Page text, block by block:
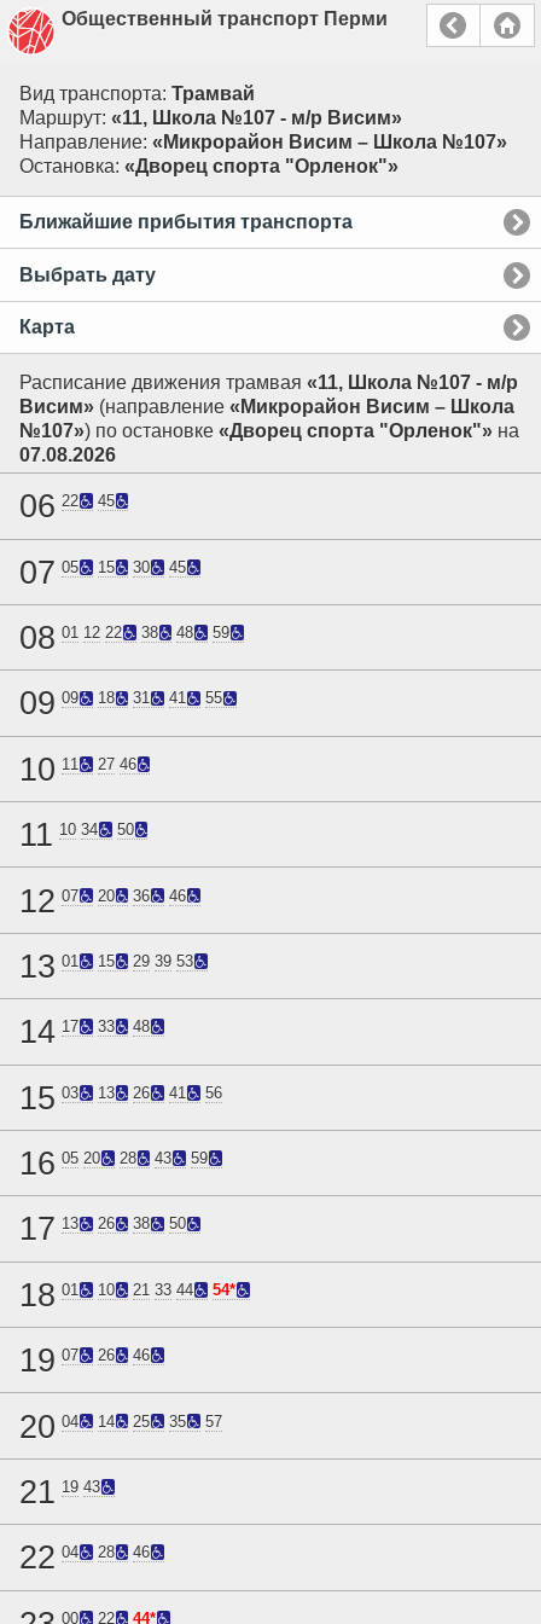
Общественный транспорт Перми
Вид транспорта: Трамвай
Маршрут: «11, Школа №107 - м/р Висим»
Направление: «Микрорайон Висим – Школа №107»
Остановка: «Дворец спорта "Орленок"»
Ближайшие прибытия транспорта
Выбрать дату
Карта
Расписание движения трамвая «11, Школа №107 - м/р
Висим» (направление «Микрорайон Висим – Школа
№107») по остановке «Дворец спорта "Орленок"» на
07.08.2026
06 22 45
07 05 15 30 45
08 01 12 22 38 48 59
09 09 18 31 41 55
10 11 27 46
11 10 34 50
12 07 20 36 46
13 01 15 29 39 53
14 17 33 48
15 03 13 26 41 56
16 05 20 28 43 59
17 13 26 38 50
18 01 10 21 33 44 54*
19 07 26 46
20 04 14 25 35 57
21 19 43
22 04 28 46
00 22 44*